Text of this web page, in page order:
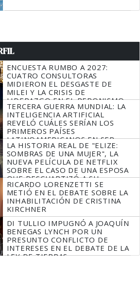
ENCUESTA RUMBO A 2027:
CUATRO CONSULTORAS
MIDIERON EL DESGASTE DE
MILEI Y LA CRISIS DE
LIDERAZGO EN EL PERONISMO
TERCERA GUERRA MUNDIAL: LA
INTELIGENCIA ARTIFICIAL
REVELÓ CUÁLES SERÍAN LOS
PRIMEROS PAÍSES
LATINOAMERICANOS EN SER
DERROTADOS
LA HISTORIA REAL DE "ELIZE:
SOMBRAS DE UNA MUJER", LA
NUEVA PELÍCULA DE NETFLIX
SOBRE EL CASO DE UNA ESPOSA
QUE DESCUARTIZÓ A SU
MARIDO
RICARDO LORENZETTI SE
METIÓ EN EL DEBATE SOBRE LA
INHABILITACIÓN DE CRISTINA
KIRCHNER
DI TULLIO IMPUGNÓ A JOAQUÍN
BENEGAS LYNCH POR UN
PRESUNTO CONFLICTO DE
INTERESES EN EL DEBATE DE LA
LEY DE TIERRAS